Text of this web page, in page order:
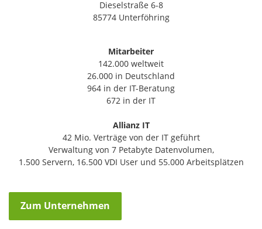
Dieselstraße 6-8
85774 Unterföhring
Mitarbeiter
142.000 weltweit
26.000 in Deutschland
964 in der IT-Beratung
672 in der IT
Allianz IT
42 Mio. Verträge von der IT geführt
Verwaltung von 7 Petabyte Datenvolumen,
1.500 Servern, 16.500 VDI User und 55.000 Arbeitsplätzen
Zum Unternehmen